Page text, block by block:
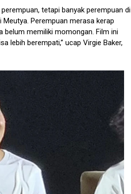
tetapi banyak perempuan di
Perempuan merasa kerap
belum memiliki momongan. Film ini
lebih berempati,” ucap Virgie Baker,